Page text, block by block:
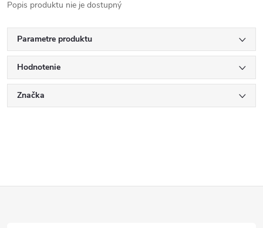
Popis produktu nie je dostupný
Parametre produktu
Hodnotenie
Značka